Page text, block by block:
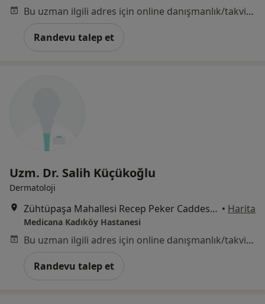
Bu uzman ilgili adres için online danışmanlık/takvim sunmuyor.
Randevu talep et
Uzm. Dr. Salih Küçükoğlu
Dermatoloji
Zühtüpaşa Mahallesi Recep Peker Caddesi No:11, Kadıköy • Harita
Medicana Kadıköy Hastanesi
Bu uzman ilgili adres için online danışmanlık/takvim sunmuyor.
Randevu talep et